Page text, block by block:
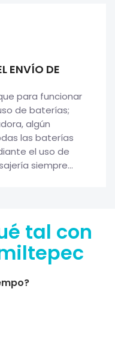
ENVÍO DE
para funcionar
de baterías;
algún
las baterías
el uso de
siempre...
tal con